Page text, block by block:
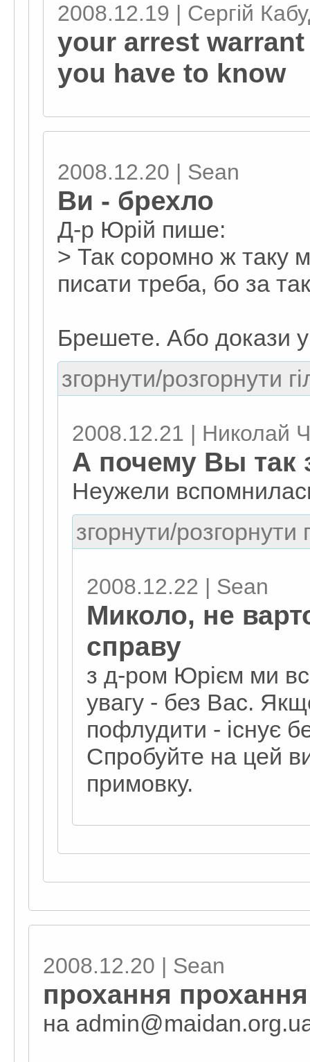
2008.12.19 | Сергій
your arrest
you have to know
2008.12.20 | Sean
Ви - брехло
Д-р Юрій пише:
> Так соромно ж таку
писати треба, бо за
Брешете. Або докази
згорнути/розгорнути
2008.12.21 | Николай
А почему Вы так
Неужели
згорнути/розгорнути
2008.12.22 | Sean
Миколо, не
справу
з д-ром Юрієм ми
увагу - без Вас.
пофлудити - існує
Спробуйте на цей
примовку.
2008.12.20 | Sean
прохання
на